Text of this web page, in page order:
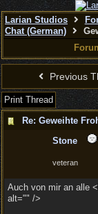
Larian Studios
Chat (German)
Previous
Print Thread
Re: Geweihte
Stone
veteran
Auch von mir an alle
alt="" />